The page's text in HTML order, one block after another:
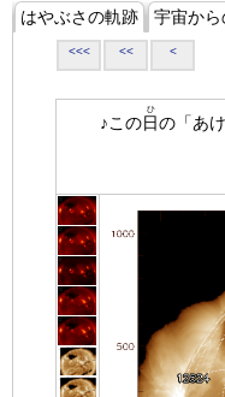
はやぶさの軌跡 宇宙か
<<< << <
♪この日
ひ
の「あけ